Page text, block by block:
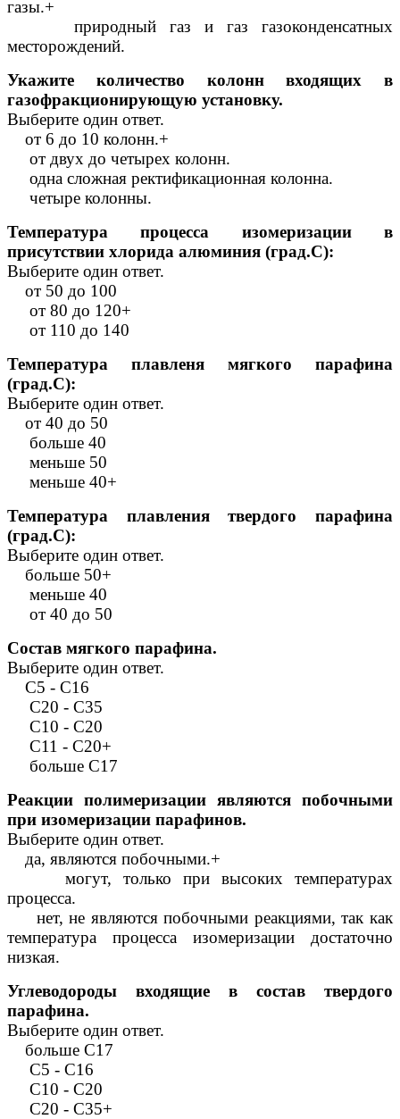
газы.+
природный газ и газ газоконденсатных
месторождений.
Укажите количество колонн входящих в
газофракционирующую установку.
Выберите один ответ.
от 6 до 10 колонн.+
от двух до четырех колонн.
одна сложная ректификационная колонна.
четыре колонны.
Температура процесса изомеризации в
присутствии хлорида алюминия (град.С):
Выберите один ответ.
от 50 до 100
от 80 до 120+
от 110 до 140
Температура плавленя мягкого парафина
(град.С):
Выберите один ответ.
от 40 до 50
больше 40
меньше 50
меньше 40+
Температура плавления твердого парафина
(град.С):
Выберите один ответ.
больше 50+
меньше 40
от 40 до 50
Состав мягкого парафина.
Выберите один ответ.
С5 - С16
С20 - С35
С10 - С20
С11 - С20+
больше С17
Реакции полимеризации являются побочными
при изомеризации парафинов.
Выберите один ответ.
да, являются побочными.+
могут, только при высоких температурах
процесса.
нет, не являются побочными реакциями, так как
температура процесса изомеризации достаточно
низкая.
Углеводороды входящие в состав твердого
парафина.
Выберите один ответ.
больше С17
С5 - С16
С10 - С20
С20 - С35+